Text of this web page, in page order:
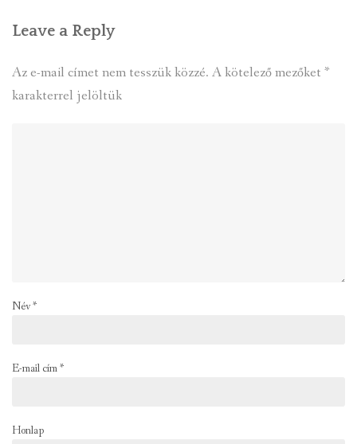
Leave a Reply
Az e-mail címet nem tesszük közzé. A kötelező mezőket *
karakterrel jelöltük
Név*
E-mail cím*
Honlap